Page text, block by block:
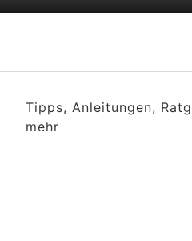
Tipps, Anleitungen,
mehr